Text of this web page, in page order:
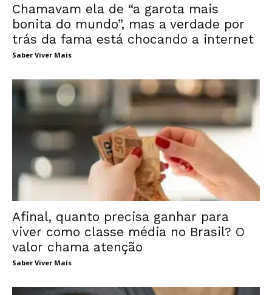
Chamavam ela de “a garota mais
bonita do mundo”, mas a verdade por
trás da fama está chocando a internet
Saber Viver Mais
Afinal, quanto precisa ganhar para
viver como classe média no Brasil? O
valor chama atenção
Saber Viver Mais